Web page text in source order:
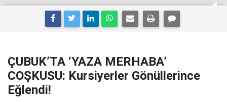
ÇUBUK’TA ‘YAZA MERHABA’
COŞKUSU: Kursiyerler Gönüllerince
Eğlendi!